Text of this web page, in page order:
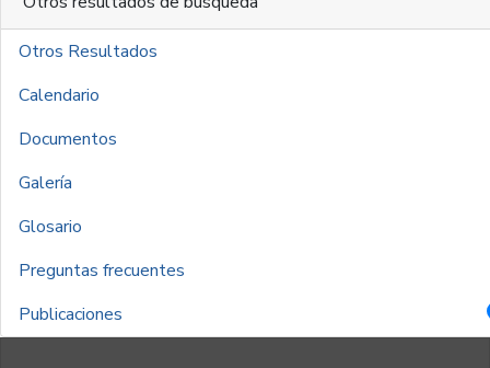
Otros Resultados
Calendario
Documentos
Galería
Glosario
Preguntas frecuentes
Publicaciones